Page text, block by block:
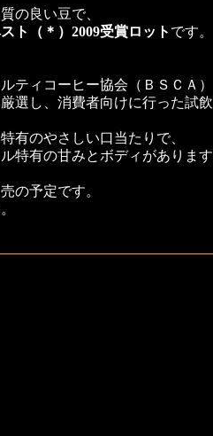
の良い豆で、
ト（＊）2009受賞ロット です。
ティコーヒー協会（ＢＳＣＡ
選し、消費者向けに行った試
有のやさしい口当たりで、
特有の甘みとボディがありま
の予定です。